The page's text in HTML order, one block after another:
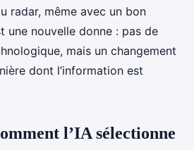
radar, même avec un bon
une nouvelle donne : pas de
mais un changement
dont l’information est
l’IA sélectionne